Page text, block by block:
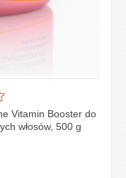
Vitamin Booster do
włosów, 500 g